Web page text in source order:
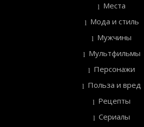
Места
Мода и стиль
Мужчины
Мультфильмы
Персонажи
Польза и вред
Рецепты
Сериалы